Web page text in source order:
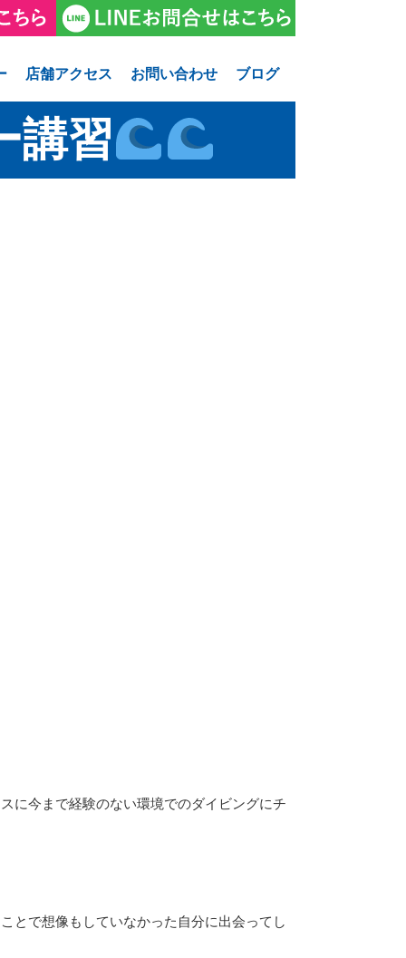
店舗アクセス お問い合わせ ブログ
講習
に今まで経験のない環境でのダイビングにチ
とで想像もしていなかった自分に出会ってし